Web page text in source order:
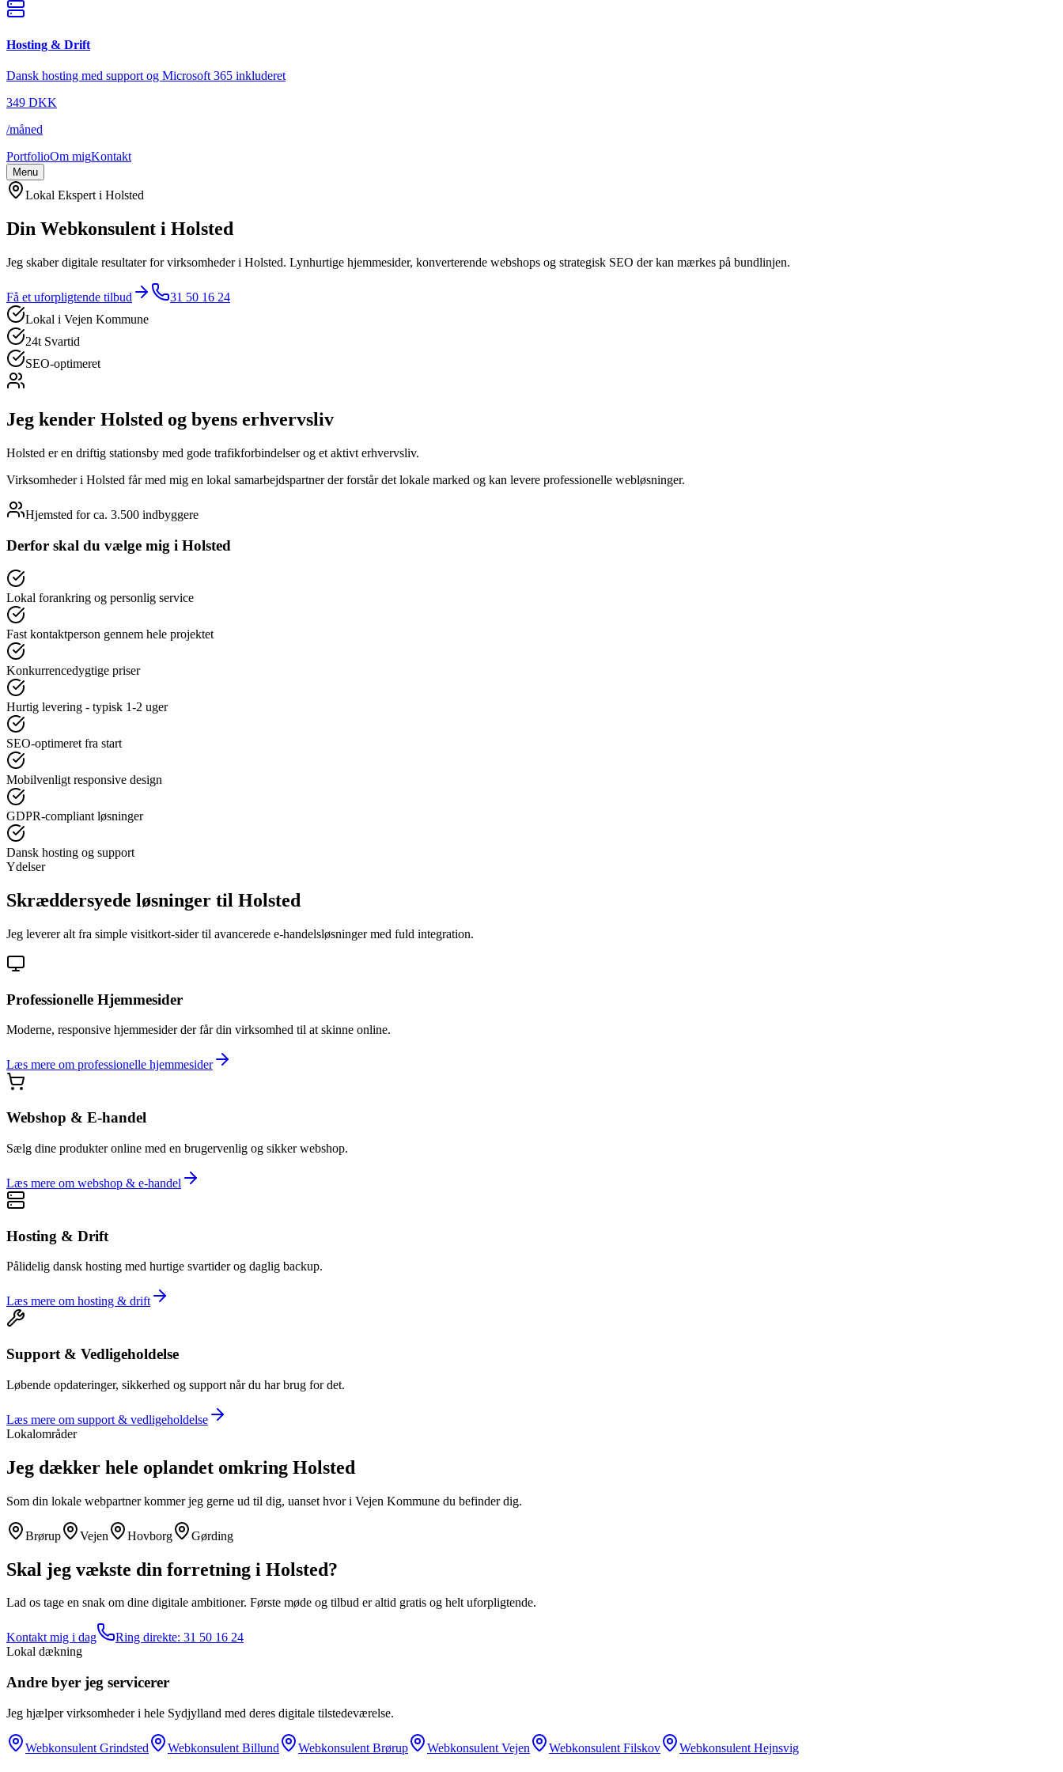
Hosting & Drift
Dansk hosting med support og Microsoft 365 inkluderet
349 DKK
/måned
PortfolioOm migKontakt
Menu
Lokal Ekspert i Holsted
Din Webkonsulent i Holsted
Jeg skaber digitale resultater for virksomheder i Holsted. Lynhurtige hjemmesider, konverterende webshops og strategisk SEO der kan mærkes på bundlinjen.
Få et uforpligtende tilbud
31 50 16 24
Lokal i Vejen Kommune
24t Svartid
SEO-optimeret
Jeg kender Holsted og byens erhvervsliv
Holsted er en driftig stationsby med gode trafikforbindelser og et aktivt erhvervsliv.
Virksomheder i Holsted får med mig en lokal samarbejdspartner der forstår det lokale marked og kan levere professionelle webløsninger.
Hjemsted forca. 3.500 indbyggere
Derfor skal du vælge mig i Holsted
Lokal forankring og personlig service
Fast kontaktperson gennem hele projektet
Konkurrencedygtige priser
Hurtig levering - typisk 1-2 uger
SEO-optimeret fra start
Mobilvenligt responsive design
GDPR-compliant løsninger
Dansk hosting og support
Ydelser
Skræddersyede løsninger til Holsted
Jeg leverer alt fra simple visitkort-sider til avancerede e-handelsløsninger med fuld integration.
Professionelle Hjemmesider
Moderne, responsive hjemmesider der får din virksomhed til at skinne online.
Læs mere om professionelle hjemmesider
Webshop & E-handel
Sælg dine produkter online med en brugervenlig og sikker webshop.
Læs mere om webshop & e-handel
Hosting & Drift
Pålidelig dansk hosting med hurtige svartider og daglig backup.
Læs mere om hosting & drift
Support & Vedligeholdelse
Løbende opdateringer, sikkerhed og support når du har brug for det.
Læs mere om support & vedligeholdelse
Lokalområder
Jeg dækker hele oplandet omkring Holsted
Som din lokale webpartner kommer jeg gerne ud til dig, uanset hvor i Vejen Kommune du befinder dig.
Brørup Vejen Hovborg Gørding
Skal jeg vækste din forretning i Holsted?
Lad os tage en snak om dine digitale ambitioner. Første møde og tilbud er altid gratis og helt uforpligtende.
Kontakt mig i dag Ring direkte: 31 50 16 24
Lokal dækning
Andre byer jeg servicerer
Jeg hjælper virksomheder i hele Sydjylland med deres digitale tilstedeværelse.
Webkonsulent Grindsted Webkonsulent Billund Webkonsulent Brørup Webkonsulent Vejen Webkonsulent Filskov Webkonsulent Hejnsvig